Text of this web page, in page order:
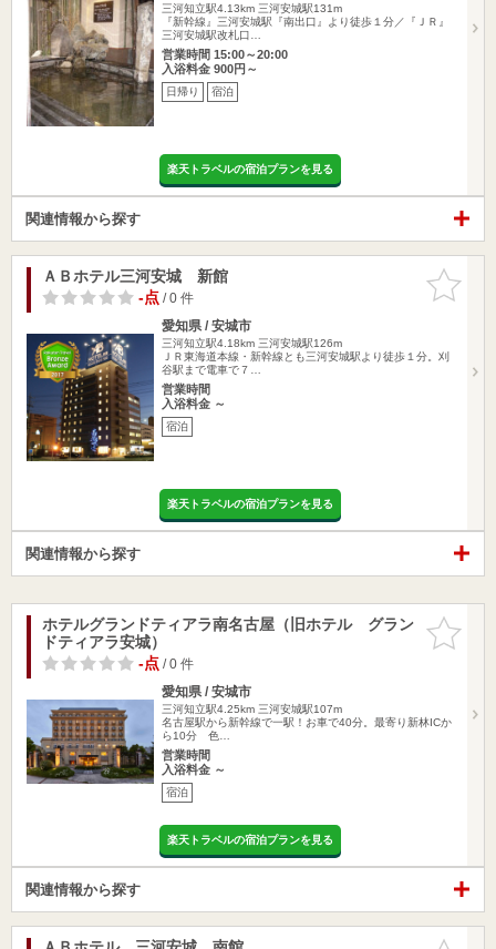
三河知立駅4.13km 三河安城駅131m
『新幹線』三河安城駅『南出口』より徒歩１分／『ＪＲ』
三河安城駅改札口…
営業時間 15:00～20:00
入浴料金 900円～
日帰り 宿泊
楽天トラベルの宿泊プランを見る
関連情報から探す
お気に入
りに追加
ＡＢホテル三河安城 新館
-点/ 0 件
愛知県 / 安城市
三河知立駅4.18km 三河安城駅126m
ＪＲ東海道本線・新幹線とも三河安城駅より徒歩１分。刈
谷駅まで電車で７…
営業時間
入浴料金 ～
宿泊
楽天トラベルの宿泊プランを見る
関連情報から探す
お気に入
りに追加
ホテルグランドティアラ南名古屋（旧ホテル グラン
ドティアラ安城）
-点/ 0 件
愛知県 / 安城市
三河知立駅4.25km 三河安城駅107m
名古屋駅から新幹線で一駅！お車で40分。最寄り新林ICか
ら10分 色…
営業時間
入浴料金 ～
宿泊
楽天トラベルの宿泊プランを見る
関連情報から探す